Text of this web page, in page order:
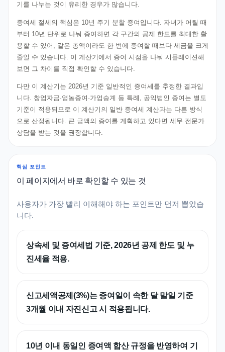
기를 나누는 것이 유리한 경우가 많습니다.
증여세 절세의 핵심은 10년 주기 분할 증여입니다. 자녀가 어릴 때
부터 10년 단위로 나눠 증여하면 각 구간의 공제 한도를 최대한 활
용할 수 있어, 같은 총액이라도 한 번에 증여할 때보다 세금을 크게
줄일 수 있습니다. 이 계산기에서 증여 시점을 나눠 시뮬레이션해
보면 그 차이를 직접 확인할 수 있습니다.
다만 이 계산기는 2026년 기준 일반적인 증여세를 추정한 결과입
니다. 창업자금·영농증여·가업승계 등 특례, 공익법인 증여는 별도
기준이 적용되므로 이 계산기의 일반 증여세 계산과는 다른 방식
으로 산정됩니다. 큰 금액의 증여를 계획하고 있다면 세무 전문가
상담을 받는 것을 권장합니다.
핵심 포인트
이 페이지에서 바로 확인할 수 있는 것
사용자가 가장 빨리 이해해야 하는 포인트만 먼저 뽑았습
니다.
상속세 및 증여세법 기준, 2026년 공제 한도 및 누
진세율 적용.
신고세액공제(3%)는 증여일이 속한 달 말일 기준
3개월 이내 자진신고 시 적용됩니다.
10년 이내 동일인 증여액 합산 규정을 반영하여 기